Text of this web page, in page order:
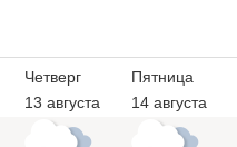
Четверг
13 августа
Пятница
14 августа